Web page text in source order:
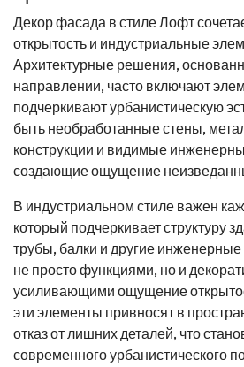
Декор фасада в стиле Лофт
открытость и индустриальные
Архитектурные решения,
направлении, часто включают
подчеркивают урбанистическую
быть необработанные стены,
конструкции и видимые
создающие ощущение
В индустриальном стиле важен
который подчеркивает структуру
трубы, балки и другие
не просто функциями, но и
усиливающими ощущение
эти элементы привносят в
отказ от лишних деталей, что
современного урбанистического